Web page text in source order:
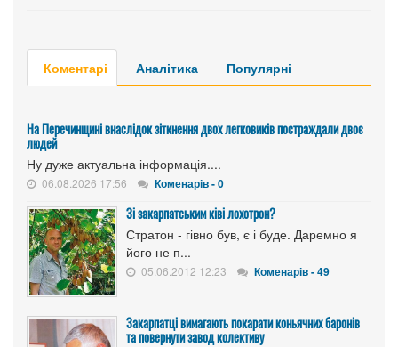
Коментарі Аналітика Популярні
На Перечинщині внаслідок зіткнення двох легковиків постраждали двоє
людей
Ну дуже актуальна інформація....
06.08.2026 17:56 Коменарів - 0
Зі закарпатським ківі лохотрон?
Стратон - гівно був, є і буде. Даремно я
його не п...
05.06.2012 12:23 Коменарів - 49
Закарпатці вимагають покарати коньячних баронів
та повернути завод колективу